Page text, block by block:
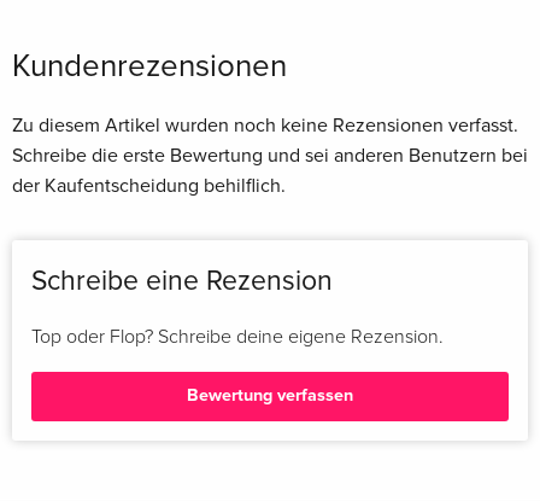
Kundenrezensionen
Zu diesem Artikel wurden noch keine Rezensionen verfasst.
Schreibe die erste Bewertung und sei anderen Benutzern bei
der Kaufentscheidung behilflich.
Schreibe eine Rezension
Top oder Flop? Schreibe deine eigene Rezension.
Bewertung verfassen